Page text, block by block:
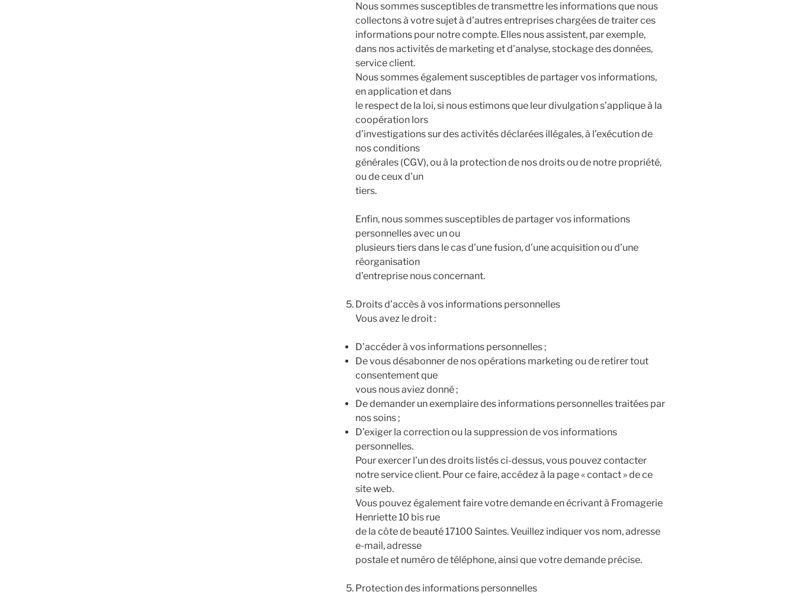
Nous sommes susceptibles de transmettre les informations que nous
collectons à votre sujet à d’autres entreprises chargées de traiter ces
informations pour notre compte. Elles nous assistent, par exemple,
dans nos activités de marketing et d’analyse, stockage des données,
service client.
Nous sommes également susceptibles de partager vos informations,
en application et dans
le respect de la loi, si nous estimons que leur divulgation s’applique à la
coopération lors
d’investigations sur des activités déclarées illégales, à l’exécution de
nos conditions
générales (CGV), ou à la protection de nos droits ou de notre propriété,
ou de ceux d’un
tiers.
Enfin, nous sommes susceptibles de partager vos informations
personnelles avec un ou
plusieurs tiers dans le cas d’une fusion, d’une acquisition ou d’une
réorganisation
d’entreprise nous concernant.
Droits d’accès à vos informations personnelles
Vous avez le droit :
D’accéder à vos informations personnelles ;
De vous désabonner de nos opérations marketing ou de retirer tout
consentement que
vous nous aviez donné ;
De demander un exemplaire des informations personnelles traitées par
nos soins ;
D’exiger la correction ou la suppression de vos informations
personnelles.
Pour exercer l’un des droits listés ci-dessus, vous pouvez contacter
notre service client. Pour ce faire, accédez à la page « contact » de ce
site web.
Vous pouvez également faire votre demande en écrivant à Fromagerie
Henriette 10 bis rue
de la côte de beauté 17100 Saintes. Veuillez indiquer vos nom, adresse
e-mail, adresse
postale et numéro de téléphone, ainsi que votre demande précise.
Protection des informations personnelles